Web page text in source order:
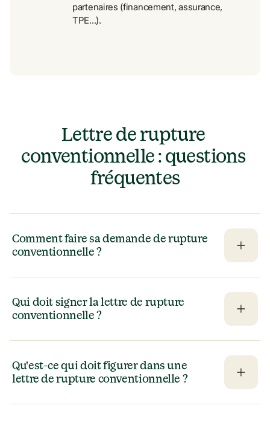
partenaires (financement, assurance,
TPE...).
Lettre de rupture
conventionnelle : questions
fréquentes
Comment faire sa demande de rupture
conventionnelle ?
Qui doit signer la lettre de rupture
conventionnelle ?
Qu'est-ce qui doit figurer dans une
lettre de rupture conventionnelle ?